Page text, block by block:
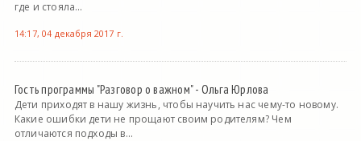
где и стояла...
14:17, 04 декабря 2017 г.
Гость программы "Разговор о важном" - Ольга Юрлова
Дети приходят в нашу жизнь, чтобы научить нас чему-то новому.
Какие ошибки дети не прощают своим родителям? Чем
отличаются подходы в...